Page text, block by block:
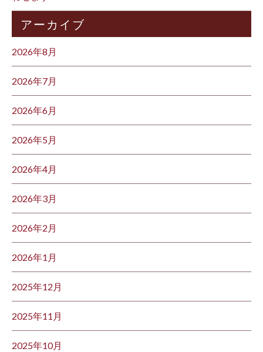
アーカイブ
2026年8月
2026年7月
2026年6月
2026年5月
2026年4月
2026年3月
2026年2月
2026年1月
2025年12月
2025年11月
2025年10月